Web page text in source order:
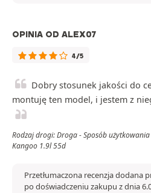
OPINIA OD ALEX07
4/5
Dobry stosunek jakości do
montuję ten model, i jestem z
Rodzaj drogi: Droga - Sposób
Kangoo 1.9l 55d
Przetłumaczona recenzja dodana
po doświadczeniu zakupu z dnia